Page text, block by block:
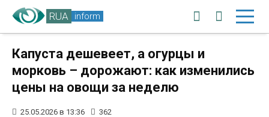
RUA inform
Капуста дешевеет, а огурцы и
морковь – дорожают: как изменились
цены на овощи за неделю
25.05.2026 в 13:36 362